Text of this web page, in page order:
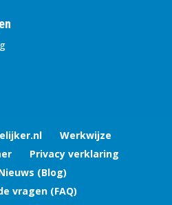
Werkwijze
Privacy verklaring
(Blog)
vragen (FAQ)